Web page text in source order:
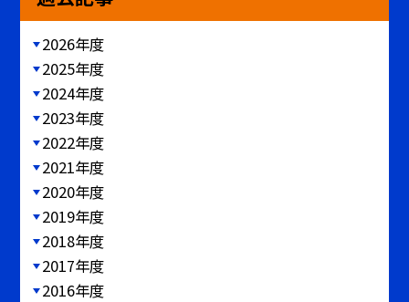
2026年度
2025年度
2024年度
2023年度
2022年度
2021年度
2020年度
2019年度
2018年度
2017年度
2016年度